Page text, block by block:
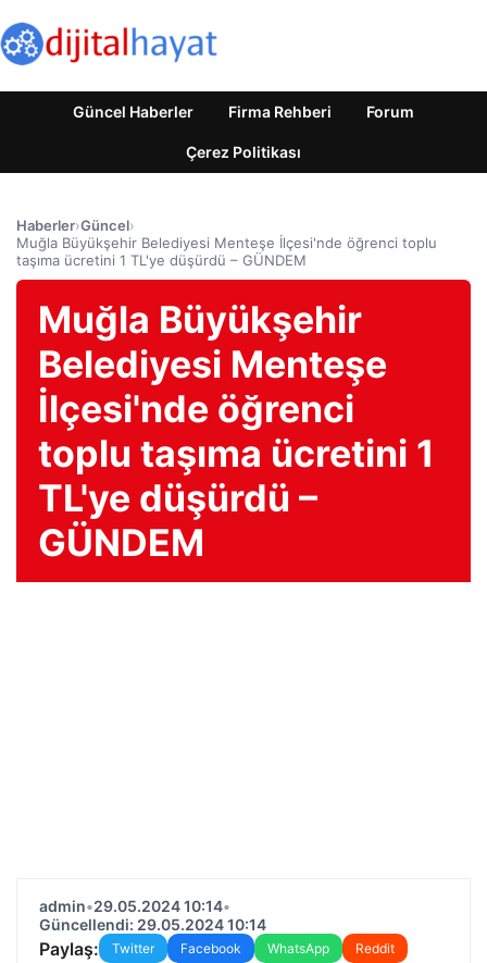
Güncel Haberler Firma Rehberi Forum
Çerez Politikası
Haberler›Güncel›
Muğla Büyükşehir Belediyesi Menteşe İlçesi'nde öğrenci toplu
taşıma ücretini 1 TL'ye düşürdü – GÜNDEM
Muğla Büyükşehir
Belediyesi Menteşe
İlçesi'nde öğrenci
toplu taşıma ücretini 1
TL'ye düşürdü –
GÜNDEM
admin•29.05.2024 10:14•
Güncellendi: 29.05.2024 10:14
Paylaş: Twitter Facebook WhatsApp
Reddit